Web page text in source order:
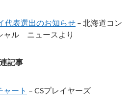
代表選出のお知らせ – 北海道コン
ャル ニュースより
記事
ャート – CSプレイヤーズ